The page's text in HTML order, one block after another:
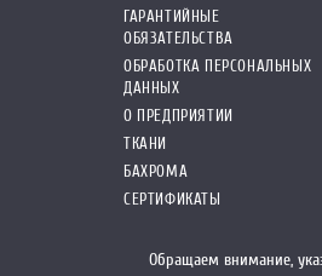
ГАРАНТИЙНЫЕ
ОБЯЗАТЕЛЬСТВА
ОБРАБОТКА ПЕРСОНАЛЬНЫХ
ДАННЫХ
О ПРЕДПРИЯТИИ
ТКАНИ
БАХРОМА
СЕРТИФИКАТЫ
Обращаем внимание,